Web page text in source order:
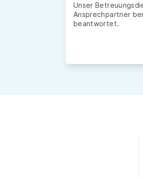
Unser
Ansprechpartner
beantwortet.